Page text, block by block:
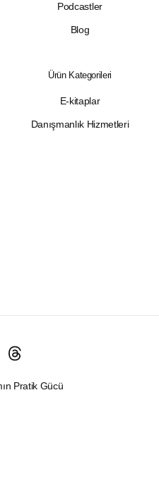
Podcastler
Blog
Ürün Kategorileri
E-kitaplar
Danışmanlık Hizmetleri
Pratik Gücü